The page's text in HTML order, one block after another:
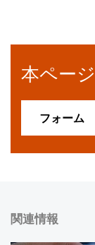
本ペー
フォーム
関連情報